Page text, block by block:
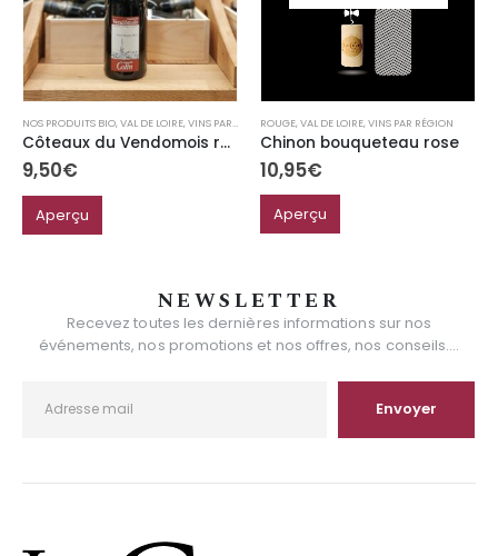
NOS PRODUITS BIO,VAL DE LOIRE,VINS PAR RÉGION
Côteaux du Vendomois rouge Domaine Patrice Colin “Pierre Francois” Bio
9,50€
Aperçu
ROUGE,VAL DE LOIRE,VINS PAR RÉGION
Chinon bouqueteau rose
10,95€
Aperçu
NEWSLETTER
Recevez toutes les dernières informations sur nos
événements, nos promotions et nos offres, nos conseils....